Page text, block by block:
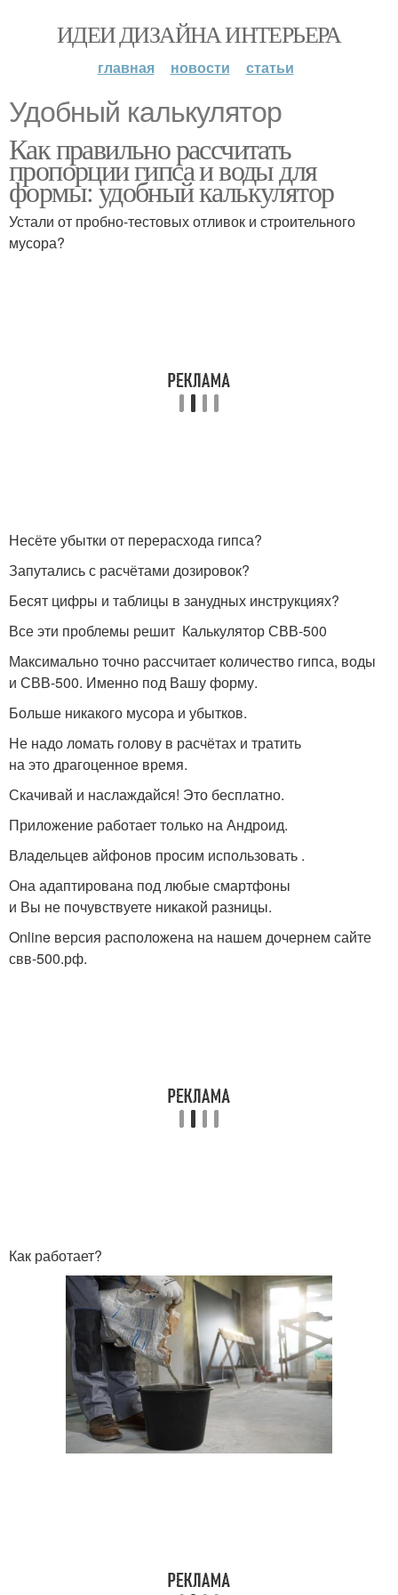
ИДЕИ ДИЗАЙНА ИНТЕРЬЕРА
главная новости статьи
Удобный калькулятор
Как правильно рассчитать
пропорции гипса и воды для
формы: удобный калькулятор
Устали от пробно-тестовых отливок и строительного
мусора?
Несёте убытки от перерасхода гипса?
Запутались с расчётами дозировок?
Бесят цифры и таблицы в занудных инструкциях?
Все эти проблемы решит Калькулятор СВВ-500
Максимально точно рассчитает количество гипса, воды
и СВВ-500. Именно под Вашу форму.
Больше никакого мусора и убытков.
Не надо ломать голову в расчётах и тратить
на это драгоценное время.
Скачивай и наслаждайся! Это бесплатно.
Приложение работает только на Андроид.
Владельцев айфонов просим использовать .
Она адаптирована под любые смартфоны
и Вы не почувствуете никакой разницы.
Online версия расположена на нашем дочернем сайте
свв-500.рф.
Как работает?